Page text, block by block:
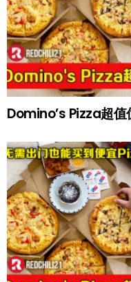
Domino’s Pizza超值